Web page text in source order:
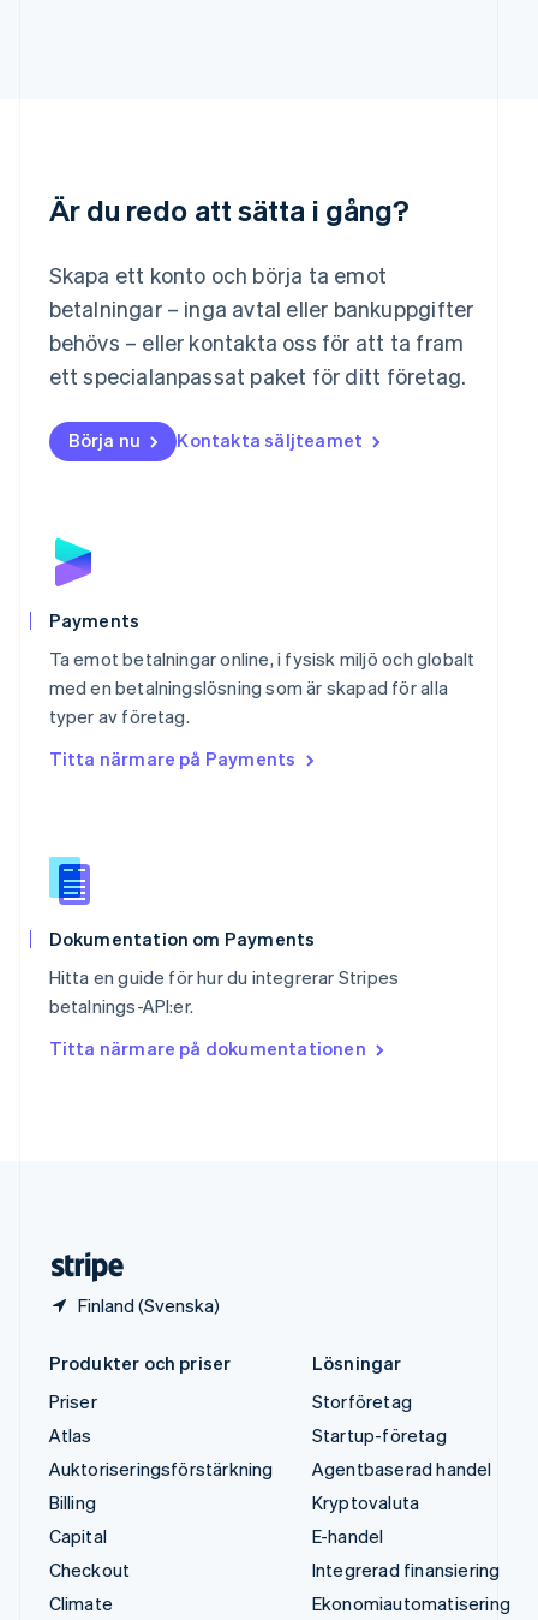
Är du redo att sätta i gång?
Skapa ett konto och börja ta emot
betalningar – inga avtal eller bankuppgifter
behövs – eller kontakta oss för att ta fram
ett specialanpassat paket för ditt företag.
Börja nu Kontakta säljteamet
Payments
Ta emot betalningar online, i fysisk miljö och globalt
med en betalningslösning som är skapad för alla
typer av företag.
Titta närmare på Payments
Dokumentation om Payments
Hitta en guide för hur du integrerar Stripes
betalnings-API:er.
Titta närmare på dokumentationen
Finland (Svenska)
Malaysia
English
Mexiko
EspañolEnglish
Nederländerna
NederlandsEnglish
English
Nya Zeeland
Português
English
DeutschFrançaisItalianoEnglish
Singapore
English简体中文
English
Español
Storbritannien
English
Sverige
Thailand
ไทยEnglish
English
Produkter och priser
Priser
Atlas
Auktoriseringsförstärkning
Billing
Capital
Checkout
Climate
Lösningar
Storföretag
Startup-företag
Agentbaserad handel
Kryptovaluta
E-handel
Integrerad finansiering
Ekonomiautomatisering